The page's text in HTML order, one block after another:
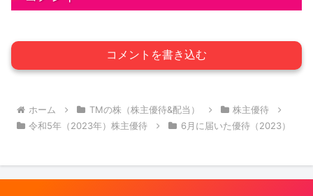
コメントを書き込む
ホーム TMの株（株主優待&配当）
株主優待
令和5年（2023年）株主優待
6月に届いた優待（2023）